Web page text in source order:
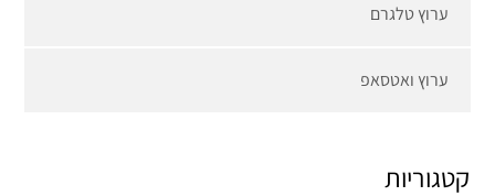
ערוץ טלגרם
ערוץ ואטסאפ
קטגוריות